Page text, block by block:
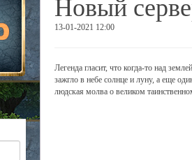
Новый
13-01-2021 12:00
Легенда гласит, что когда-то над
зажгло в небе солнце и луну, а еще
людская молва о великом